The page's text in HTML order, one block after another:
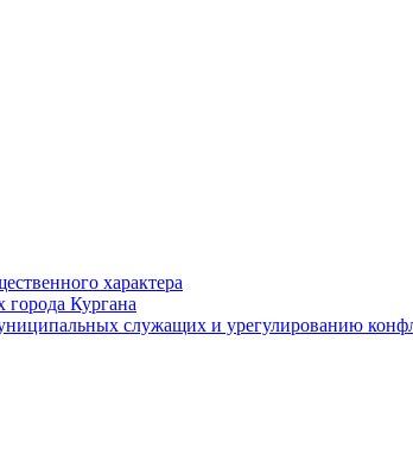
характера
Кургана
служащих и урегулированию